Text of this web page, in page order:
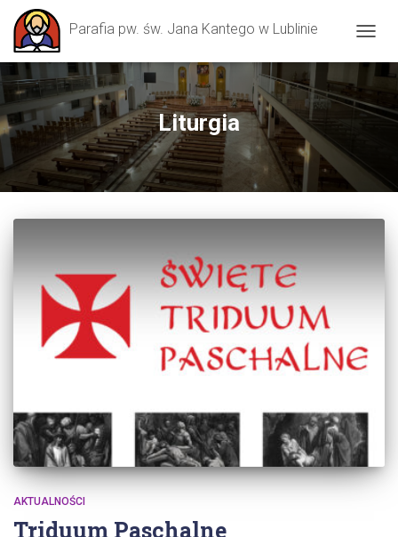
Parafia pw. św. Jana Kantego w Lublinie
Liturgia
AKTUALNOŚCI
Triduum Paschalne